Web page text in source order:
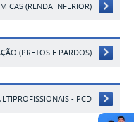
(RENDA INFERIOR)
(PRETOS E PARDOS)
- PCD